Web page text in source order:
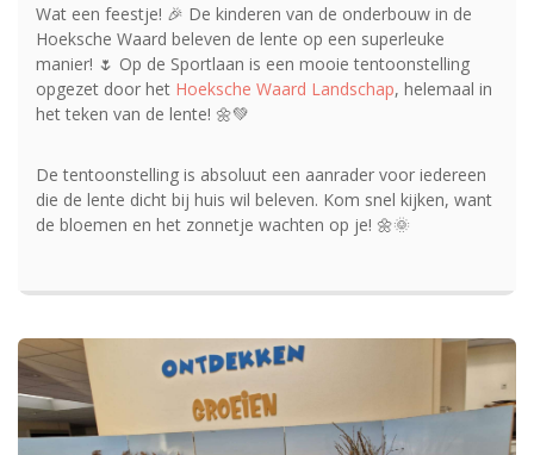
Wat een feestje! 🎉 De kinderen van de onderbouw in de
Hoeksche Waard beleven de lente op een superleuke
manier! 🌷 Op de Sportlaan is een mooie tentoonstelling
opgezet door het Hoeksche Waard Landschap, helemaal in
het teken van de lente! 🌼💚
De tentoonstelling is absoluut een aanrader voor iedereen
die de lente dicht bij huis wil beleven. Kom snel kijken, want
de bloemen en het zonnetje wachten op je! 🌼🌞